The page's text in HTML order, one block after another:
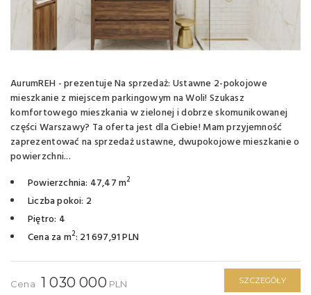
AurumREH - prezentuje Na sprzedaż: Ustawne 2-pokojowe
mieszkanie z miejscem parkingowym na Woli! Szukasz
komfortowego mieszkania w zielonej i dobrze skomunikowanej
części Warszawy? Ta oferta jest dla Ciebie! Mam przyjemność
zaprezentować na sprzedaż ustawne, dwupokojowe mieszkanie o
powierzchni...
Powierzchnia: 47,47 m2
Liczba pokoi: 2
Piętro: 4
Cena za m2: 21 697,91 PLN
Cena 1 030 000 PLN SZCZEGÓŁY